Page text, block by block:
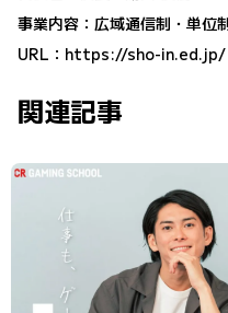
事業内容：広域通信制・単位
URL： https://sho-in.ed.jp/
関連記事